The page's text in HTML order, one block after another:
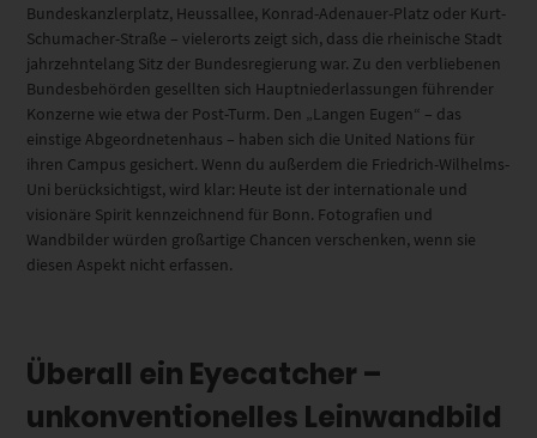
Bundeskanzlerplatz, Heussallee, Konrad-Adenauer-Platz oder Kurt-
Schumacher-Straße – vielerorts zeigt sich, dass die rheinische Stadt
jahrzehntelang Sitz der Bundesregierung war. Zu den verbliebenen
Bundesbehörden gesellten sich Hauptniederlassungen führender
Konzerne wie etwa der Post-Turm. Den „Langen Eugen“ – das
einstige Abgeordnetenhaus – haben sich die United Nations für
ihren Campus gesichert. Wenn du außerdem die Friedrich-Wilhelms-
Uni berücksichtigst, wird klar: Heute ist der internationale und
visionäre Spirit kennzeichnend für Bonn. Fotografien und
Wandbilder würden großartige Chancen verschenken, wenn sie
diesen Aspekt nicht erfassen.
Überall ein Eyecatcher –
unkonventionelles Leinwandbild